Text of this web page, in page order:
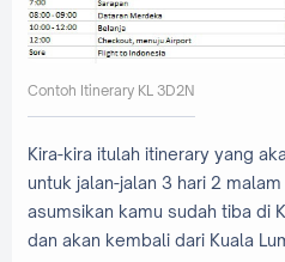
Contoh Itinerary KL 3D2N
Kira-kira itulah itinerary yang
untuk jalan-jalan 3 hari 2
asumsikan kamu sudah tiba di
dan akan kembali dari Kuala